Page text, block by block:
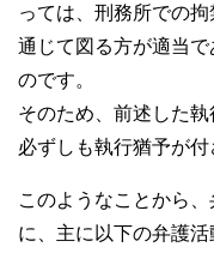
っては、刑務所での
通じて図る方が適当
のです。
そのため、前述した執
必ずしも執行猶予が付
このようなことから
に、主に以下の弁護活